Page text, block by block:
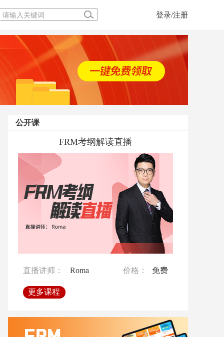
登录/注册
公开课
直播讲师： 价格： 免费
更多课程
直播讲师： 价格： 免费
更多课程
FRM考纲解读直播
直播讲师： Roma 价格： 免费
更多课程